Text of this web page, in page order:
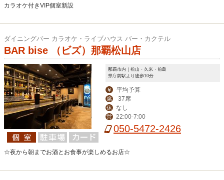
カラオケ付きVIP個室新設
ダイニングバー カラオケ・ライブハウス バー・カクテル
BAR bise （ビズ）那覇松山店
那覇市内｜松山・久米・前島
県庁前駅より徒歩10分
￥ 平均予算
席 37席
休 なし
営 22:00-7:00
050-5472-2426
☆夜から朝までお酒とお食事が楽しめるお店☆